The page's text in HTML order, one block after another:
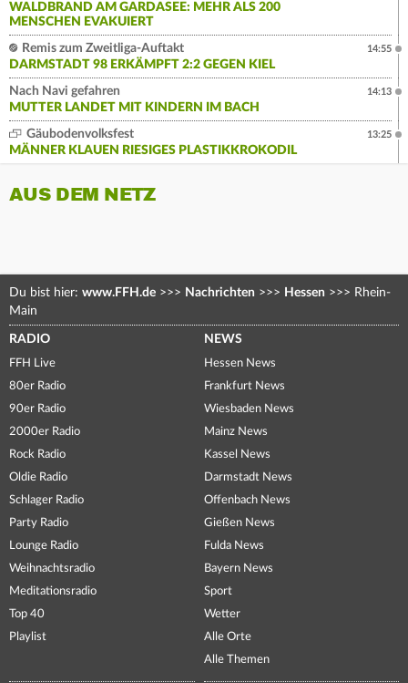
WALDBRAND AM GARDASEE: MEHR ALS 200
MENSCHEN EVAKUIERT
Remis zum Zweitliga-Auftakt
DARMSTADT 98 ERKÄMPFT 2:2 GEGEN KIEL
14:55
Nach Navi gefahren
MUTTER LANDET MIT KINDERN IM BACH
14:13
Gäubodenvolksfest
MÄNNER KLAUEN RIESIGES PLASTIKKROKODIL
13:25
AUS DEM NETZ
Du bist hier: www.FFH.de >>> Nachrichten >>> Hessen >>> Rhein-
Main
RADIO
FFH Live
80er Radio
90er Radio
2000er Radio
Rock Radio
Oldie Radio
Schlager Radio
Party Radio
Lounge Radio
Weihnachtsradio
Meditationsradio
Top 40
Playlist
NEWS
Hessen News
Frankfurt News
Wiesbaden News
Mainz News
Kassel News
Darmstadt News
Offenbach News
Gießen News
Fulda News
Bayern News
Sport
Wetter
Alle Orte
Alle Themen